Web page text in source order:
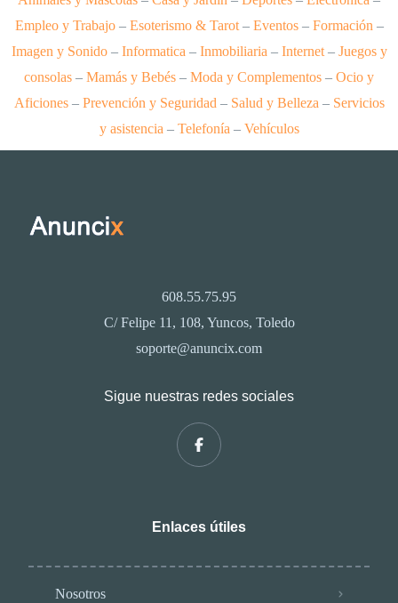
Empleo y Trabajo– Esoterismo & Tarot– Eventos– Formación –
Imagen y Sonido– Informatica – Inmobiliaria – Internet– Juegos y
consolas – Mamás y Bebés – Moda y Complementos – Ocio y
Aficiones– Prevención y Seguridad – Salud y Belleza – Servicios
y asistencia – Telefonía – Vehículos
608.55.75.95
C/ Felipe 11, 108, Yuncos, Toledo
soporte@anuncix.com
Sigue nuestras redes sociales
Enlaces útiles
Nosotros